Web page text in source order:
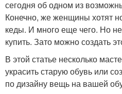
сегодня об одном из
Конечно, же женщины хотят
кеды. И много еще чего. Но
купить. Зато можно создать
В этой статье несколько
украсить старую обувь или
по дизайну вещь на вашей